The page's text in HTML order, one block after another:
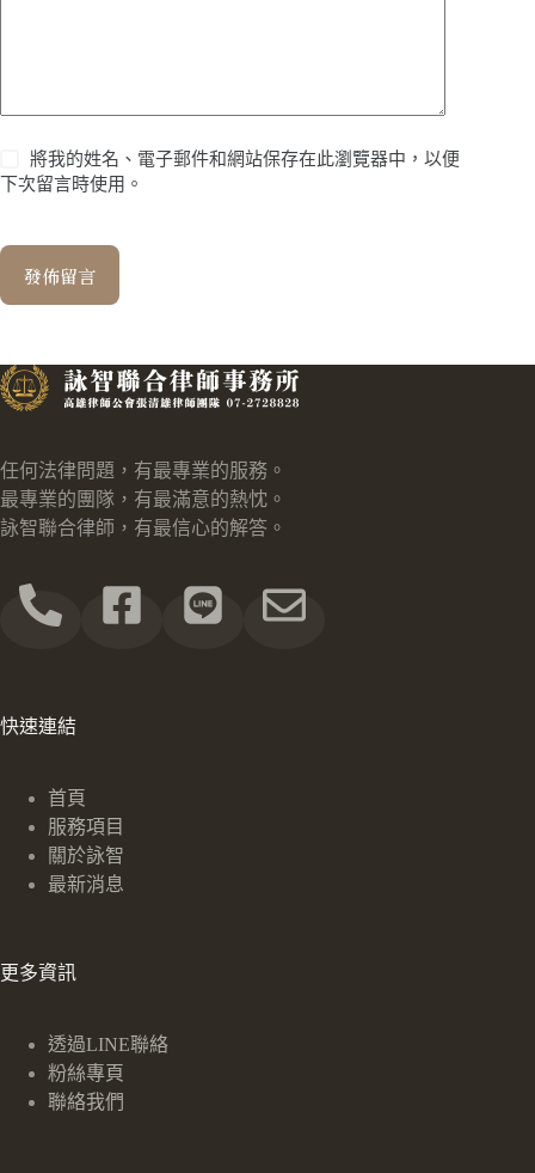
將我的姓名、電子郵件和網站保存在此瀏覽器中，以便
下次留言時使用。
發佈留言
任何法律問題，有最專業的服務。
最專業的團隊，有最滿意的熱忱。
詠智聯合律師，有最信心的解答。
快速連結
首頁
服務項目
關於詠智
最新消息
更多資訊
透過LINE聯絡
粉絲專頁
聯絡我們